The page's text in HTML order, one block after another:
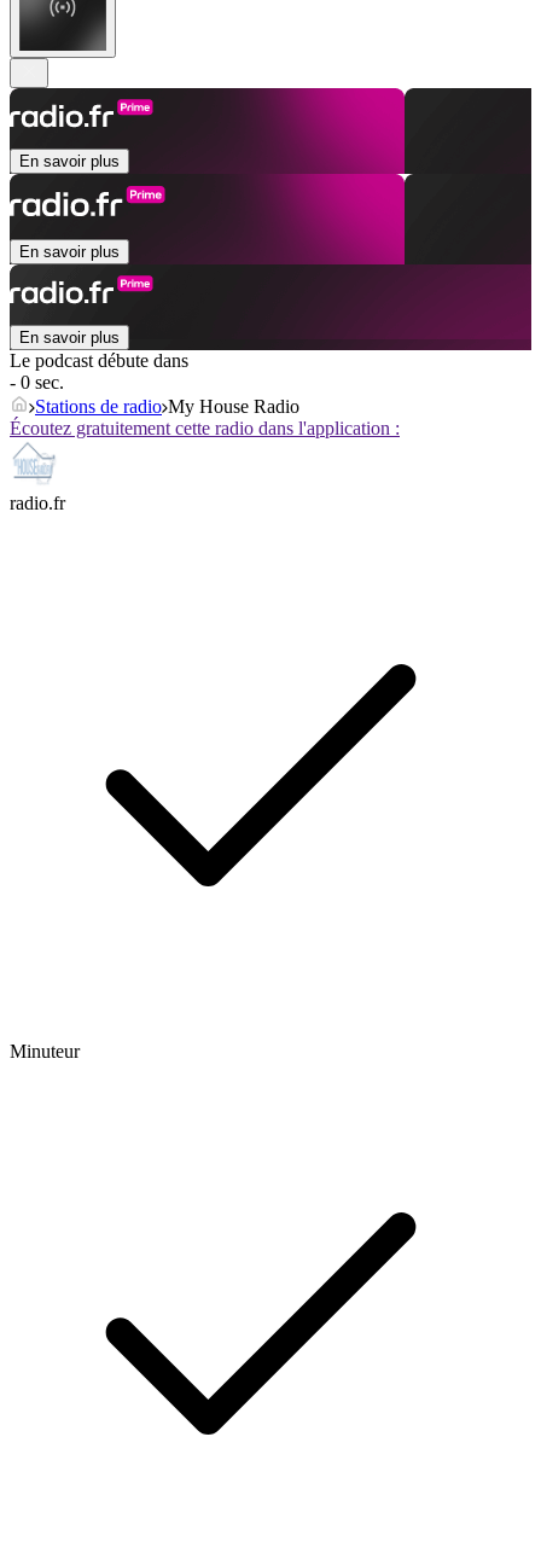
En savoir plus
En savoir plus
En savoir plus
Le podcast débute dans
- 0 sec.
Stations de radio My House Radio
Écoutez gratuitement cette radio dans l'application :
radio.fr
Minuteur